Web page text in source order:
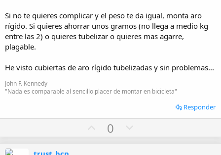
Si no te quieres complicar y el peso te da igual, monta aro
rígido. Si quieres ahorrar unos gramos (no llega a medio kg
entre las 2) o quieres tubelizar o quieres mas agarre,
plagable.
He visto cubiertas de aro rígido tubelizadas y sin problemas...
John F. Kennedy
"Nada es comparable al sencillo placer de montar en bicicleta"
Responder
U
p
0
o